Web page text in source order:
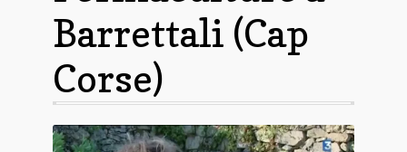
Barrettali (Cap
Corse)